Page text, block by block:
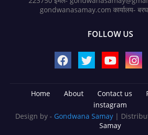
gondwanasamay.com कार्यालय-
FOLLOW US
Home About Contact us
instagram
Design by - Gondwana Samay |
Samay